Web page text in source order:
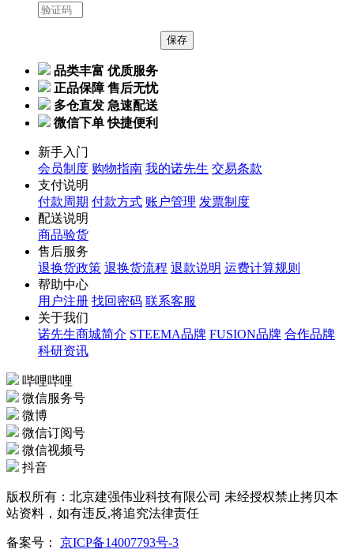
品类丰富 优质服务
正品保障 售后无忧
多仓直发 急速配送
微信下单 快捷便利
新手入门
会员制度 购物指南 我的诺先生 交易条款
支付说明
付款周期 付款方式 账户管理 发票制度
配送说明
商品验货
售后服务
退换货政策 退换货流程 退款说明 运费计算规则
帮助中心
用户注册 找回密码 联系客服
关于我们
诺先生商城简介 STEEMA品牌 FUSION品牌 合作品牌
科研资讯
哔哩哔哩
微信服务号
微博
微信订阅号
微信视频号
抖音
版权所有：北京建强伟业科技有限公司 未经授权禁止拷贝本
站资料，如有违反,将追究法律责任
备案号： 京ICP备14007793号-3